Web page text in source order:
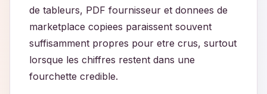
de tableurs, PDF fournisseur et donnees de
marketplace copiees paraissent souvent
suffisamment propres pour etre crus, surtout
lorsque les chiffres restent dans une
fourchette credible.